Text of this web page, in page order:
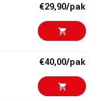
€29,90/pak
€40,00/pak